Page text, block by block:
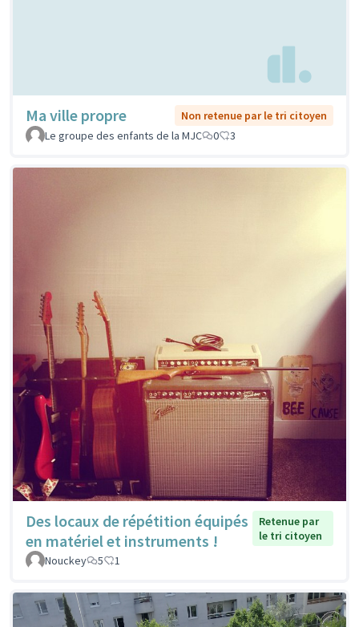
Ma ville propre
Non retenue par le tri citoyen
Le groupe des enfants de la MJC
0 3
Des locaux de répétition équipés
en matériel et instruments !
Retenue par
le tri citoyen
Nouckey
5 1